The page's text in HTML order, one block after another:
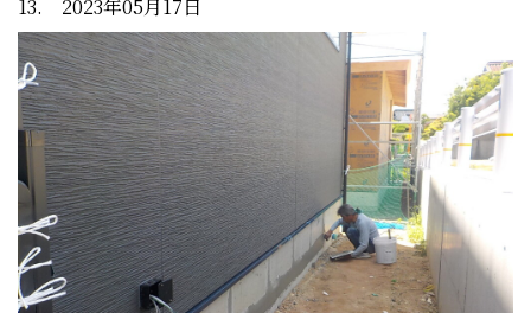
13. 2023年05月17日